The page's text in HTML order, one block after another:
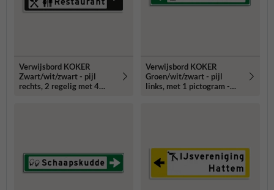
Verwijsbord KOKER
Zwart/wit/zwart - pijl
rechts, 2 regelig met 4
Verwijsbord KOKER
Groen/wit/zwart - pijl
links, met 1 pictogram -